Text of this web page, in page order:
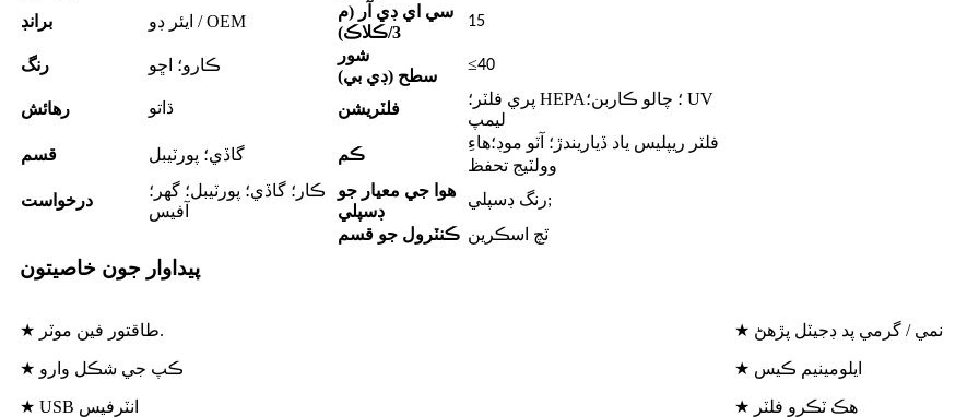
برانڊ ايئر ڊو / OEM
سي اي ڊي آر (م
3/ڪلاڪ)
15
رنگ ڪارو؛ اڇو
شور
سطح (ڊي بي)
≤40
رهائش ڌاتو فلٽريشن
پري فلٽر؛ HEPA؛ چالو ڪاربن؛ UV
ليمپ
قسم
گاڏي؛ پورٽيبل ڪم
فلٽر ريپليس ياد ڏياريندڙ؛ آٽو موڊ؛هاءِ
وولٽيج تحفظ
درخواست
ڪار؛ گاڏي؛ پورٽيبل؛ گهر؛
آفيس
هوا جي معيار جو
ڊسپلي
رنگ ڊسپلي;
ڪنٽرول جو قسم ٽچ اسڪرين
پيداوار جون خاصيتون
★ طاقتور فين موٽر.
★ ڪپ جي شڪل وارو
★ USB انٽرفيس
★ نمي / گرمي پد ڊجيٽل پڙهڻ
★ ايلومينيم ڪيس
★ هڪ ٽڪرو فلٽر